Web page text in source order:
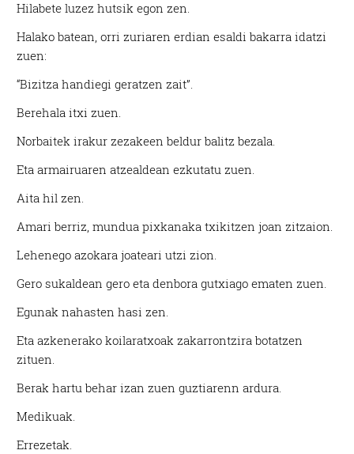
Hilabete luzez hutsik egon zen.
Halako batean, orri zuriaren erdian esaldi bakarra idatzi
zuen:
“Bizitza handiegi geratzen zait”.
Berehala itxi zuen.
Norbaitek irakur zezakeen beldur balitz bezala.
Eta armairuaren atzealdean ezkutatu zuen.
Aita hil zen.
Amari berriz, mundua pixkanaka txikitzen joan zitzaion.
Lehenego azokara joateari utzi zion.
Gero sukaldean gero eta denbora gutxiago ematen zuen.
Egunak nahasten hasi zen.
Eta azkenerako koilaratxoak zakarrontzira botatzen
zituen.
Berak hartu behar izan zuen guztiarenn ardura.
Medikuak.
Errezetak.